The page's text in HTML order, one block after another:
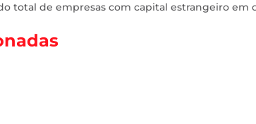
total de empresas com capital estrangeiro em